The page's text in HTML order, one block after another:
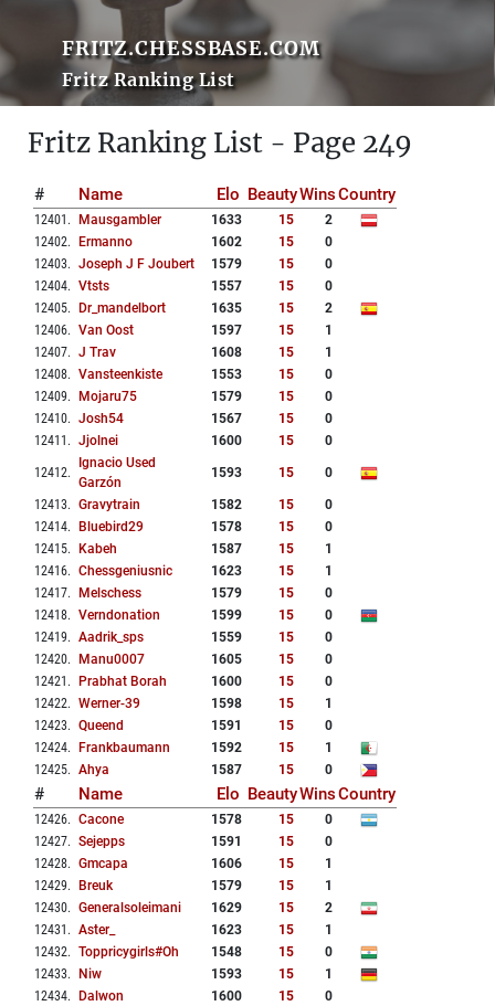
FRITZ.CHESSBASE.COM
Fritz Ranking List
Fritz Ranking List - Page 249
# Name Elo BeautyWinsCountry
12401 . Mausgambler 1633 15
2
12402. Ermanno 1602 15
0
12403. Joseph J F Joubert 1579 15
0
12404. Vtsts 1557 15
0
12405. Dr_mandelbort 1635 15
2
12406. Van Oost 1597 15
1
12407. J Trav 1608 15
1
12408. Vansteenkiste 1553 15
0
12409. Mojaru75 1579 15
0
12410. Josh54 1567 15
0
12411 . Jjolnei 1600 15 0
12412.
Ignacio Used
Garzón
1593 15 0
12413. Gravytrain 1582 15
0
12414. Bluebird29 1578 15
0
12415. Kabeh 1587 15
1
12416. Chessgeniusnic 1623 15
1
12417. Melschess 1579 15
0
12418. Verndonation 1599 15
0
12419. Aadrik_sps 1559 15
0
12420. Manu0007 1605 15
0
12421 . Prabhat Borah 1600 15
0
12422. Werner-39 1598 15
1
12423. Queend 1591 15
0
12424. Frankbaumann 1592 15
1
12425. Ahya 1587 15 0
# Name Elo BeautyWinsCountry
12426. Cacone 1578 15
0
12427. Sejepps 1591 15
0
12428. Gmcapa 1606 15
1
12429. Breuk 1579 15
1
12430. Generalsoleimani 1629 15
2
12431 . Aster_ 1623 15
1
12432. Toppricygirls#oh 1548 15
0
12433. Niw 1593 15
1
12434. Dalwon 1600 15
0